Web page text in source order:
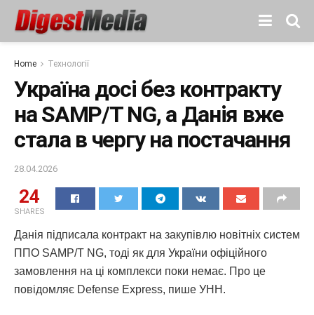
Home Технології
Україна досі без контракту
на SAMP/T NG, а Данія вже
стала в чергу на постачання
28.04.2026
24
SHARES
Данія підписала контракт на закупівлю новітніх систем
ППО SAMP/T NG, тоді як для України офіційного
замовлення на ці комплекси поки немає. Про це
повідомляє Defense Express, пише УНН.